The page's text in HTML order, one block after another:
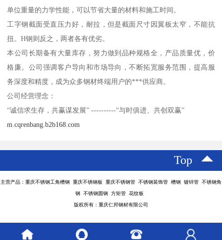
单位重量的力学性能，可以节省大量的材料和施工时间。
工字钢截面受直压力好，耐拉，但是截面尺寸因翼板太窄，不能抗
扭。H钢则反之，两者各有优劣。
本公司长期备有大量库存，努力做到品种规格全，产品质量优，价
格廉。公司强调客户导向和市场导向，不断拓宽服务范围，提高服
务深度和精度，成为众多钢材终端用户的***供应商。
公司经营理念：
“诚信求生存，共赢谋发展” ----------“与时俱进、共创双赢”
m.cqrenbang.b2b168.com
Top
主营产品：重庆不锈钢工角槽钢 重庆不锈钢板 重庆不锈钢管 不锈钢装饰管 槽钢 镀锌管 不锈钢角
钢 不锈钢圆钢 方矩管 花纹板
版权所有：重庆仁邦钢材有限公司